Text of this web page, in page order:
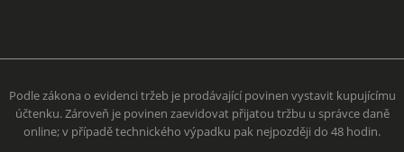
Podle zákona o evidenci tržeb je prodávající povinen vystavit kupujícímu
účtenku. Zároveň je povinen zaevidovat přijatou tržbu u správce daně
online; v případě technického výpadku pak nejpozději do 48 hodin.